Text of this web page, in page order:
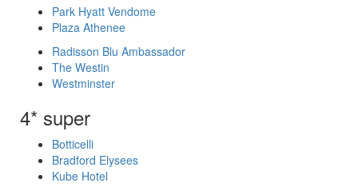
Park Hyatt Vendome
Plaza Athenee
Radisson Blu Ambassador
The Westin
Westminster
4* super
Botticelli
Bradford Elysees
Kube Hotel